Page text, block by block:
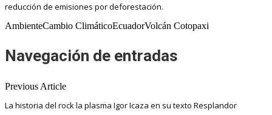
reducción de emisiones por deforestación.
AmbienteCambio ClimáticoEcuadorVolcán Cotopaxi
Navegación de entradas
Previous Article
La historia del rock la plasma Igor Icaza en su texto Resplandor